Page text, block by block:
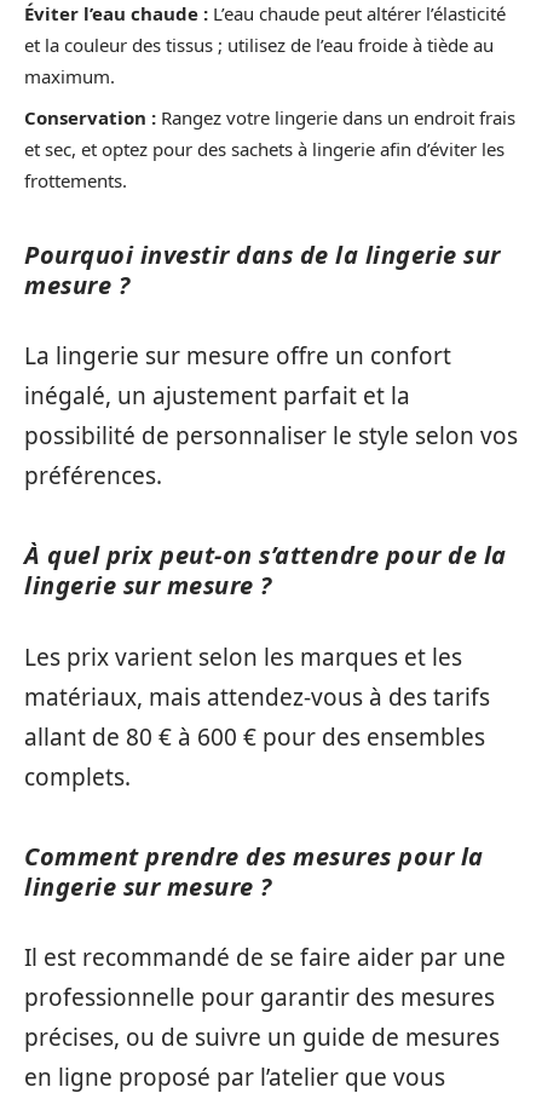
Éviter l’eau chaude : L’eau chaude peut altérer l’élasticité
et la couleur des tissus ; utilisez de l’eau froide à tiède au
maximum.
Conservation : Rangez votre lingerie dans un endroit frais
et sec, et optez pour des sachets à lingerie afin d’éviter les
frottements.
Pourquoi investir dans de la lingerie sur
mesure ?
La lingerie sur mesure offre un confort
inégalé, un ajustement parfait et la
possibilité de personnaliser le style selon vos
préférences.
À quel prix peut-on s’attendre pour de la
lingerie sur mesure ?
Les prix varient selon les marques et les
matériaux, mais attendez-vous à des tarifs
allant de 80 € à 600 € pour des ensembles
complets.
Comment prendre des mesures pour la
lingerie sur mesure ?
Il est recommandé de se faire aider par une
professionnelle pour garantir des mesures
précises, ou de suivre un guide de mesures
en ligne proposé par l’atelier que vous